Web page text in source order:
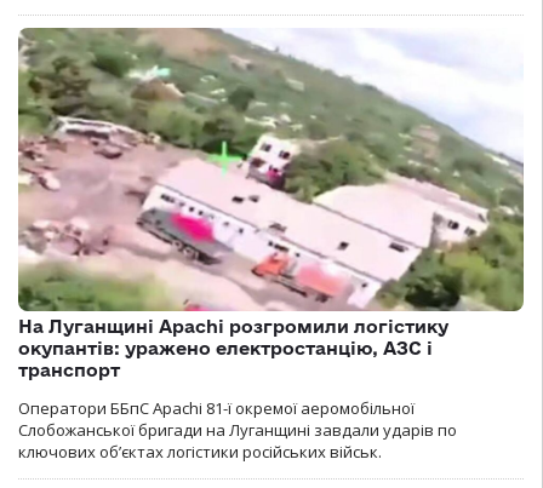
На Луганщині Apachi розгромили логістику
окупантів: уражено електростанцію, АЗС і
транспорт
Оператори ББпС Apachi 81-ї окремої аеромобільної
Слобожанської бригади на Луганщині завдали ударів по
ключових об’єктах логістики російських військ.